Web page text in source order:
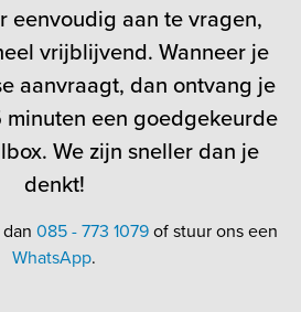
eenvoudig aan te vragen,
vrijblijvend. Wanneer je
aanvraagt, dan ontvang je
minuten een goedgekeurde
We zijn sneller dan je
denkt!
085 - 773 1079of stuur ons een
WhatsApp.